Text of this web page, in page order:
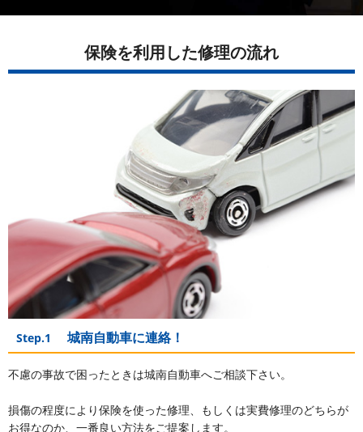
保険を利用した修理の流れ
Step.1 城南自動車に連絡！
不慮の事故で困ったときは城南自動車へご相談下さい。
損傷の程度により保険を使った修理、もしくは実費修理のどちらが
お得なのか、一番良い方法をご提案します。